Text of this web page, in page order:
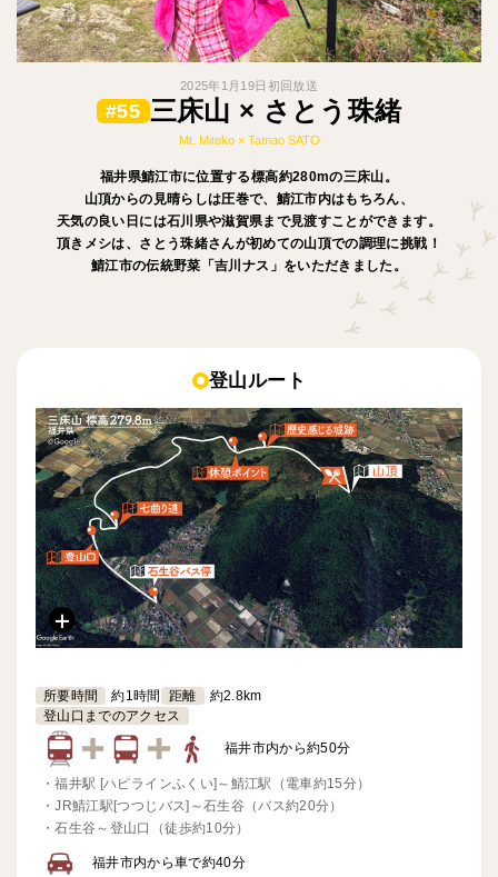
2025年1月19日初回放送
#55 三床山 × さとう珠緒
Mt. Mitoko × Tamao SATO
福井県鯖江市に位置する標高約280mの三床山。
山頂からの見晴らしは圧巻で、鯖江市内はもちろん、
天気の良い日には石川県や滋賀県まで見渡すことができます。
頂きメシは、さとう珠緒さんが初めての山頂での調理に挑戦！
鯖江市の伝統野菜「吉川ナス」をいただきました。
登山ルート
所要時間 約1時間 距離
約2.8km
登山口までのアクセス
福井市内から約50分
・福井駅 [ハピラインふくい]～鯖江駅（電車約15分）
・JR鯖江駅[つつじバス]～石生谷（バス約20分）
・石生谷～登山口（徒歩約10分）
福井市内から車で約40分